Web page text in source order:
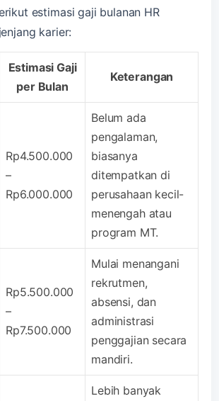
estimasi gaji bulanan HR
karier:
Estimasi Gaji
per Bulan
Keterangan
Rp4.500.000
–
Rp6.000.000
Belum ada
pengalaman,
biasanya
ditempatkan di
perusahaan kecil-
menengah atau
program MT.
Rp5.500.000
–
Rp7.500.000
Mulai menangani
rekrutmen,
absensi, dan
administrasi
penggajian secara
mandiri.
Lebih banyak